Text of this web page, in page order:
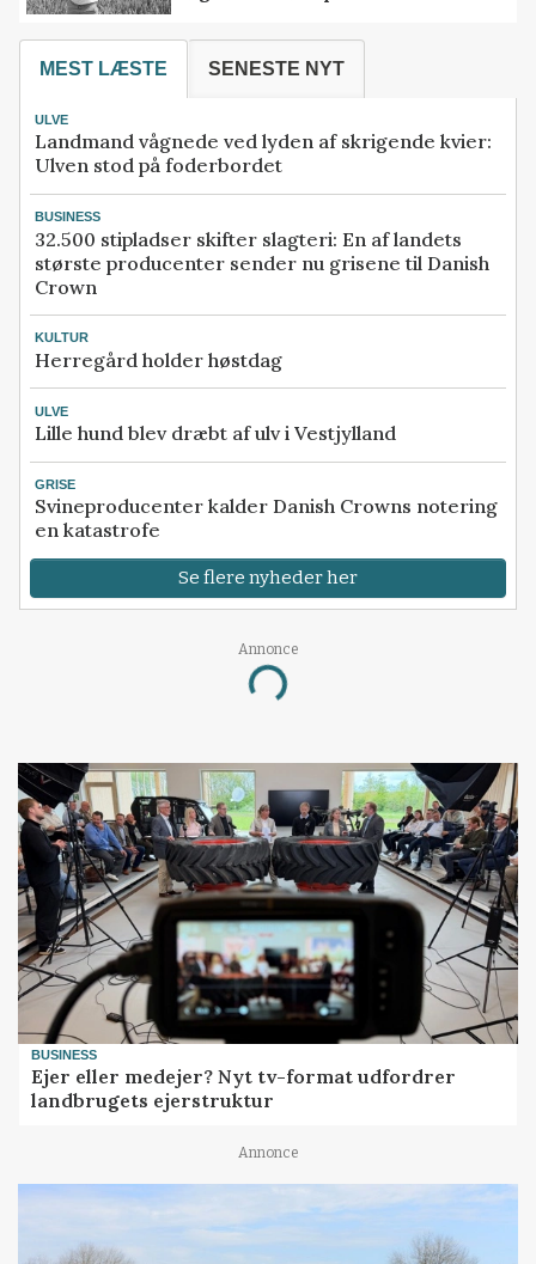
MEST LÆSTE SENESTE NYT
ULVE
Landmand vågnede ved lyden af skrigende kvier:
Ulven stod på foderbordet
BUSINESS
32.500 stipladser skifter slagteri: En af landets
største producenter sender nu grisene til Danish
Crown
KULTUR
Herregård holder høstdag
ULVE
Lille hund blev dræbt af ulv i Vestjylland
GRISE
Svineproducenter kalder Danish Crowns notering
en katastrofe
Se flere nyheder her
Annonce
Loading...
BUSINESS
Ejer eller medejer? Nyt tv-format udfordrer
landbrugets ejerstruktur
Annonce